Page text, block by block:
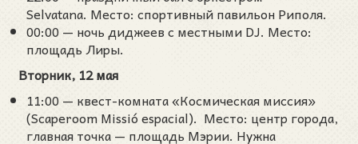
Selvatana. Место: спортивный павильон Риполя.
00:00 — ночь диджеев с местными DJ. Место:
площадь Лиры.
Вторник, 12 мая
11:00 — квест-комната «Космическая миссия»
(Scaperoom Missió espacial). Место: центр города,
главная точка — площадь Мэрии. Нужна